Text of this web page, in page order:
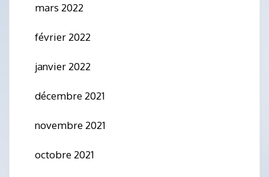
mars 2022
février 2022
janvier 2022
décembre 2021
novembre 2021
octobre 2021